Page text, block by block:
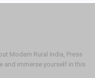
Modern Rural India, Press
and immerse yourself in this